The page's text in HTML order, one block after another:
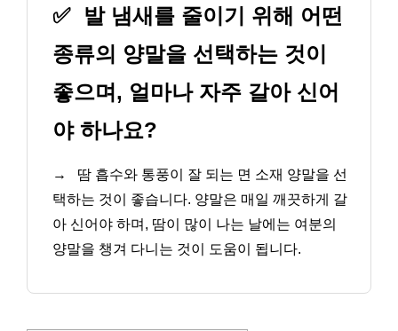
✅
발 냄새를 줄이기 위해 어떤
종류의 양말을 선택하는 것이
좋으며, 얼마나 자주 갈아 신어
야 하나요?
→
땀 흡수와 통풍이 잘 되는 면 소재 양말을 선
택하는 것이 좋습니다. 양말은 매일 깨끗하게 갈
아 신어야 하며, 땀이 많이 나는 날에는 여분의
양말을 챙겨 다니는 것이 도움이 됩니다.